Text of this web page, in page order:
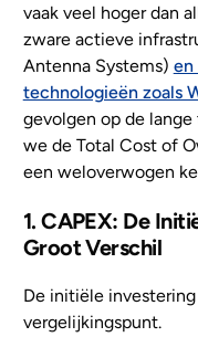
vaak veel hoger dan
zware actieve
Antenna Systems) en
technologieën zoals
gevolgen op de
we de Total Cost of
een weloverwogen
1. CAPEX: De
Groot Verschil
De initiële
vergelijkingspunt.